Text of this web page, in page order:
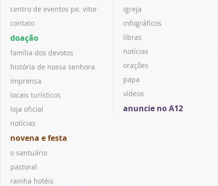
centro de eventos pe. vitor
contato
doação
família dos devotos
história de nossa senhora
imprensa
locais turísticos
loja oficial
notícias
novena e festa
o santuário
pastoral
rainha hotéis
igreja
infográficos
libras
notícias
orações
papa
vídeos
anuncie no A12